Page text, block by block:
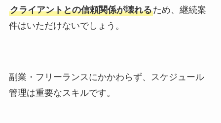
クライアントとの信頼関係が壊れるため、継続案
件はいただけないでしょう。
副業・フリーランスにかかわらず、スケジュール
管理は重要なスキルです。